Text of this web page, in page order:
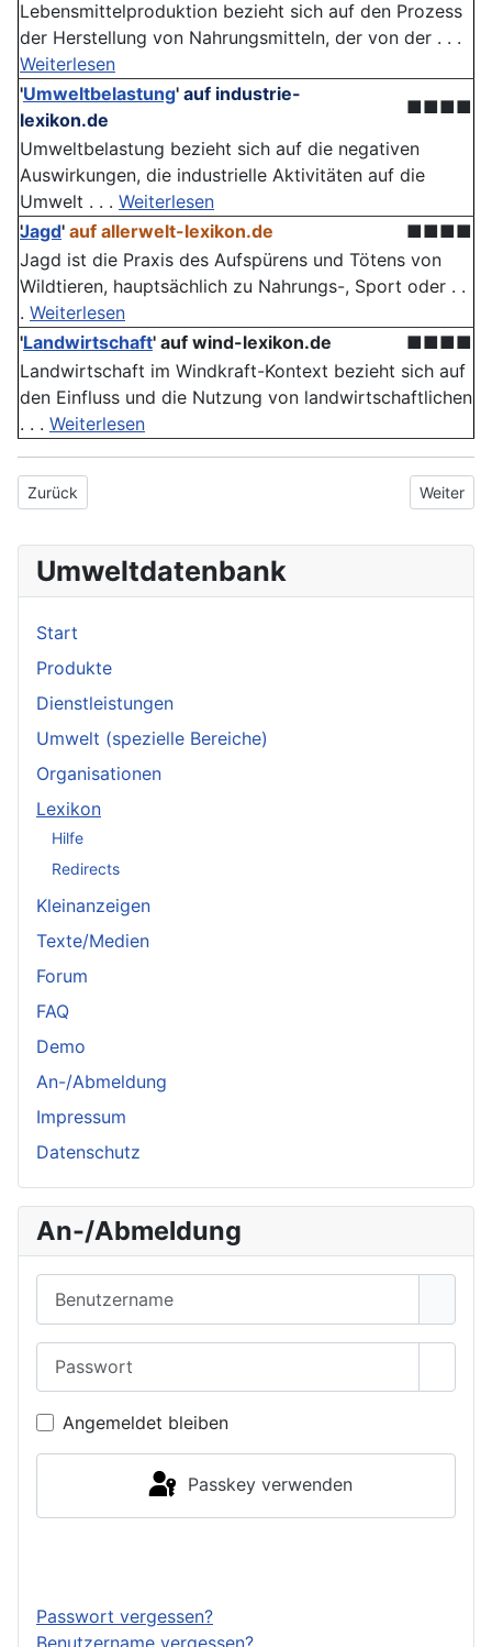
Lebensmittelproduktion bezieht sich auf den Prozess
der Herstellung von Nahrungsmitteln, der von der . . .
Weiterlesen
'Umweltbelastung' auf industrie-
lexikon.de
■■■■
Umweltbelastung bezieht sich auf die negativen
Auswirkungen, die industrielle Aktivitäten auf die
Umwelt . . . Weiterlesen
Jagd' auf allerwelt-lexikon.de
■■■■
Jagd ist die Praxis des Aufspürens und Tötens von
Wildtieren, hauptsächlich zu Nahrungs-, Sport oder . .
. Weiterlesen
'Landwirtschaft' auf wind-lexikon.de
■■■■
Landwirtschaft im Windkraft-Kontext bezieht sich auf
den Einfluss und die Nutzung von landwirtschaftlichen
. . . Weiterlesen
Vorheriger Beitrag: Nahrungsmittelknappheit
Zurück Nächster
Weiter
Umweltdatenbank
Start
Produkte
Dienstleistungen
Umwelt (spezielle Bereiche)
Organisationen
Lexikon
Hilfe
Redirects
Kleinanzeigen
Texte/Medien
Forum
FAQ
Demo
An-/Abmeldung
Impressum
Datenschutz
An-/Abmeldung
Angemeldet bleiben
Passkey verwenden
Passwort vergessen?